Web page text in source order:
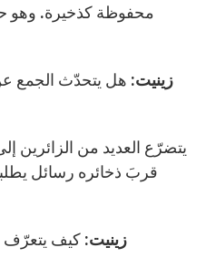
محفوظة كذخيرة. وهو
زينيت: هل يتحدّث الجمع عن
يتضرّع العديد من الزائرين
قربَ ذخائره رسائل
زينيت: كيف يتعرّف